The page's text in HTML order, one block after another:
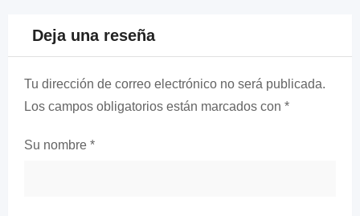
Deja una reseña
Tu dirección de correo electrónico no será publicada.
Los campos obligatorios están marcados con *
Su nombre *